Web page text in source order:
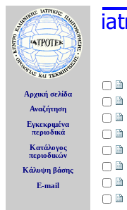
Αρχική σελίδα
Αναζήτηση
Εγκεκριμένα
περιοδικά
Κατάλογος
περιοδικών
Κάλυψη βάσης
E-mail